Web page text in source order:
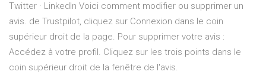
Twitter · LinkedIn Voici comment modifier ou supprimer un
avis. de Trustpilot, cliquez sur Connexion dans le coin
supérieur droit de la page. Pour supprimer votre avis :
Accédez à votre profil. Cliquez sur les trois points dans le
coin supérieur droit de la fenêtre de l'avis.